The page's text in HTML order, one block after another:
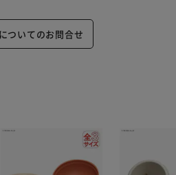
ついてのお問合せ